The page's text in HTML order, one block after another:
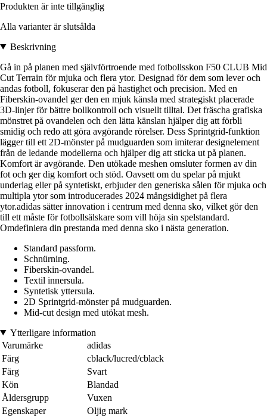
Produkten är inte tillgänglig
Alla varianter är slutsålda
Beskrivning
Gå in på planen med självförtroende med fotbollsskon F50 CLUB Mid
Cut Terrain för mjuka och flera ytor. Designad för dem som lever och
andas fotboll, fokuserar den på hastighet och precision. Med en
Fiberskin-ovandel ger den en mjuk känsla med strategiskt placerade
3D-linjer för bättre bollkontroll och visuellt tilltal. Det fräscha grafiska
mönstret på ovandelen och den lätta känslan hjälper dig att förbli
smidig och redo att göra avgörande rörelser. Dess Sprintgrid-funktion
lägger till ett 2D-mönster på mudguarden som imiterar designelement
från de ledande modellerna och hjälper dig att sticka ut på planen.
Komfort är avgörande. Den utökade meshen omsluter formen av din
fot och ger dig komfort och stöd. Oavsett om du spelar på mjukt
underlag eller på syntetiskt, erbjuder den generiska sålen för mjuka och
multipla ytor som introducerades 2024 mångsidighet på flera
ytor.adidas sätter innovation i centrum med denna sko, vilket gör den
till ett måste för fotbollsälskare som vill höja sin spelstandard.
Omdefiniera din prestanda med denna sko i nästa generation.
Standard passform.
Schnürning.
Fiberskin-ovandel.
Textil innersula.
Syntetisk yttersula.
2D Sprintgrid-mönster på mudguarden.
Mid-cut design med utökat mesh.
Ytterligare information
Varumärke
adidas
Färg
cblack/lucred/cblack
Färg
Svart
Kön
Blandad
Åldersgrupp
Vuxen
Egenskaper
Oljig mark